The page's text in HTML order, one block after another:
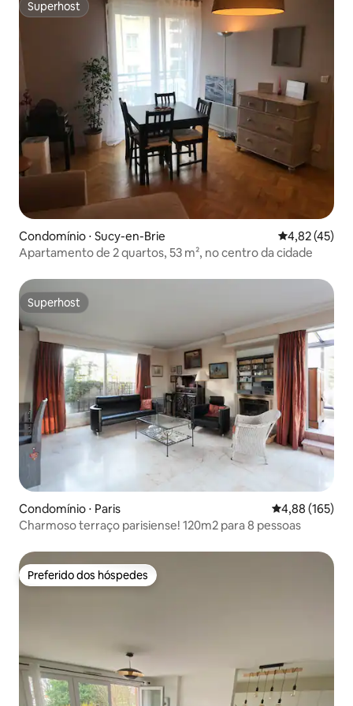
Superhost
Superhost
Condomínio ⋅ Sucy-en-Brie 4,82 de uma
4,82 (45)
Apartamento de 2 quartos, 53 m², no centro da cidade
Superhost
Superhost
Condomínio ⋅ Paris 4,88 de uma
4,88 (165)
Charmoso terraço parisiense! 120m2 para 8 pessoas
Preferido dos hóspedes
Preferido dos hóspedes